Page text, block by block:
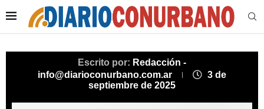
Escrito por: Redacción -
info@diarioconurbano.com.ar
3 de
septiembre de 2025